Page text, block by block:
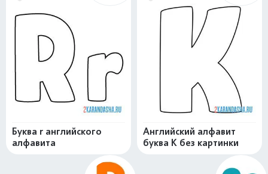
Буква r английского
алфавита
Английский алфавит
буква K без картинки